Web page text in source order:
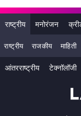
पतंगावर 'स्टॅच्यू ऑफ
राष्ट्रीय मनोरंजन
राष्ट्रीय राजकीय माहिती
आंतरराष्ट्रीय टेक्नॉलॉजी